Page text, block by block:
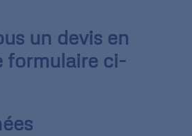
un devis en
formulaire ci-